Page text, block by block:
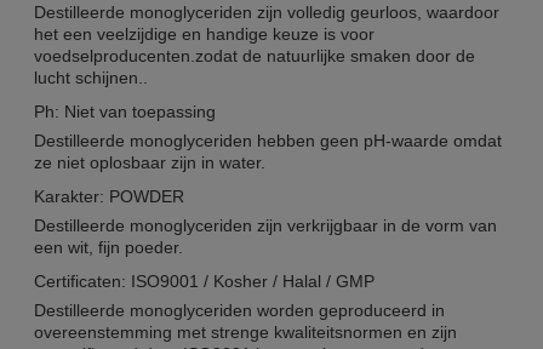
Destilleerde monoglyceriden zijn volledig geurloos, waardoor
het een veelzijdige en handige keuze is voor
voedselproducenten.zodat de natuurlijke smaken door de
lucht schijnen..
Ph: Niet van toepassing
Destilleerde monoglyceriden hebben geen pH-waarde omdat
ze niet oplosbaar zijn in water.
Karakter: POWDER
Destilleerde monoglyceriden zijn verkrijgbaar in de vorm van
een wit, fijn poeder.
Certificaten: ISO9001 / Kosher / Halal / GMP
Destilleerde monoglyceriden worden geproduceerd in
overeenstemming met strenge kwaliteitsnormen en zijn